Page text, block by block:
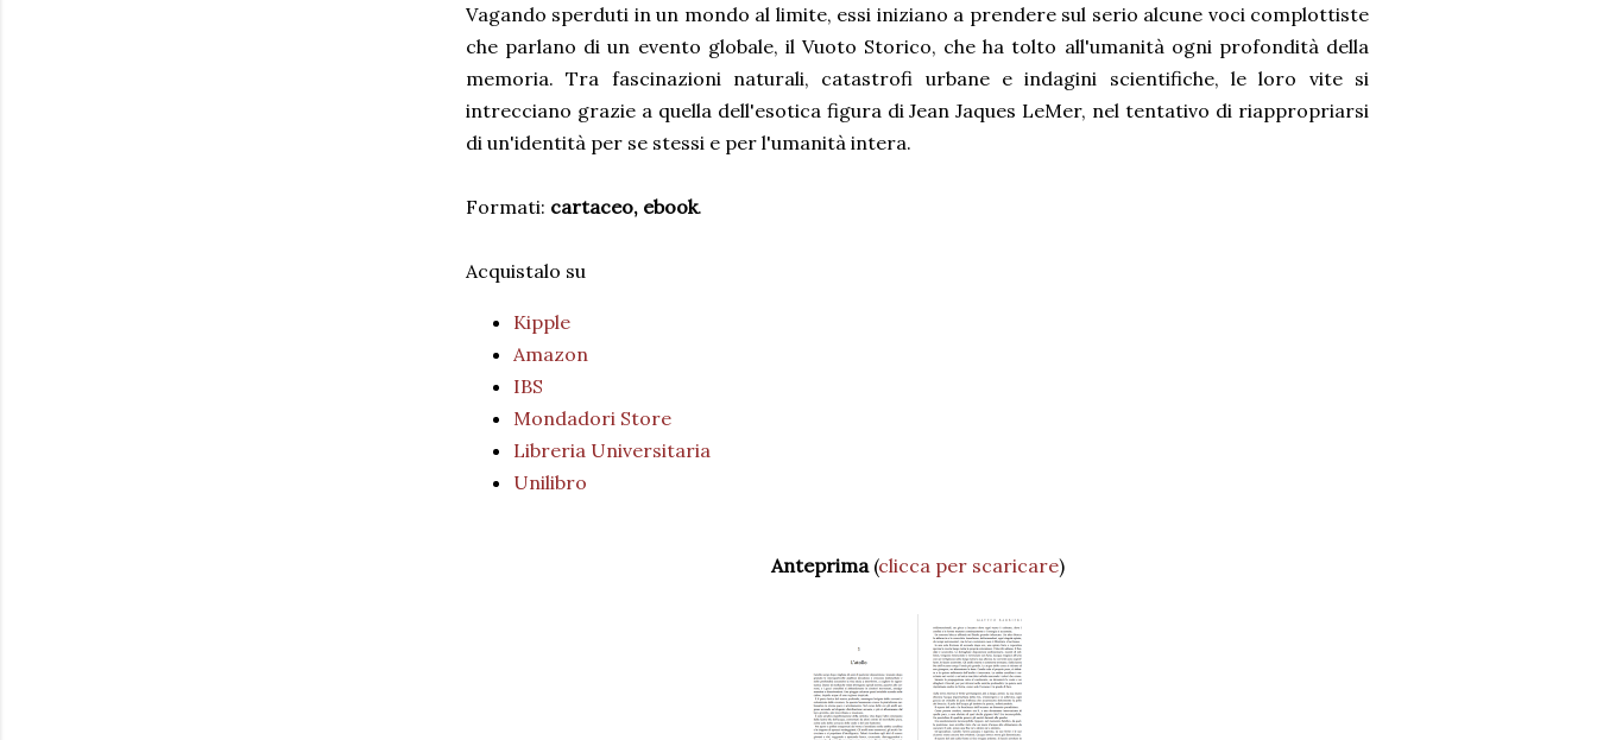
Vagando sperduti in un mondo al limite, essi iniziano a prendere sul serio alcune voci complottiste
che parlano di un evento globale, il Vuoto Storico, che ha tolto all'umanità ogni profondità della
memoria. Tra fascinazioni naturali, catastrofi urbane e indagini scientifiche, le loro vite si
intrecciano grazie a quella dell'esotica figura di Jean Jaques LeMer, nel tentativo di riappropriarsi
di un'identità per se stessi e per l'umanità intera.
Formati: cartaceo, ebook.
Acquistalo su
Kipple
Amazon
IBS
Mondadori Store
Libreria Universitaria
Unilibro
Anteprima (clicca per scaricare)